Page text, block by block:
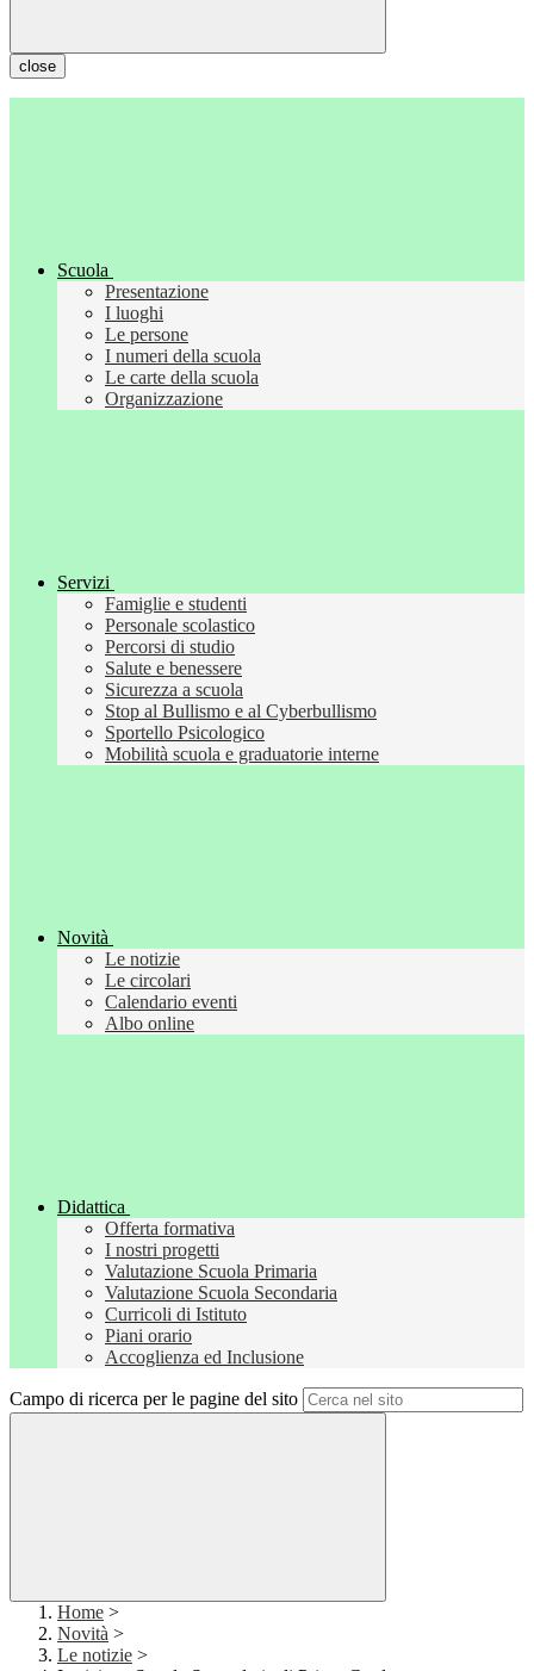
close
Scuola
Presentazione
I luoghi
Le persone
I numeri della scuola
Le carte della scuola
Organizzazione
Servizi
Famiglie e studenti
Personale scolastico
Percorsi di studio
Salute e benessere
Sicurezza a scuola
Stop al Bullismo e al Cyberbullismo
Sportello Psicologico
Mobilità scuola e graduatorie interne
Novità
Le notizie
Le circolari
Calendario eventi
Albo online
Didattica
Offerta formativa
I nostri progetti
Valutazione Scuola Primaria
Valutazione Scuola Secondaria
Curricoli di Istituto
Piani orario
Accoglienza ed Inclusione
Campo di ricerca per le pagine del sito
Home >
Novità >
Le notizie >